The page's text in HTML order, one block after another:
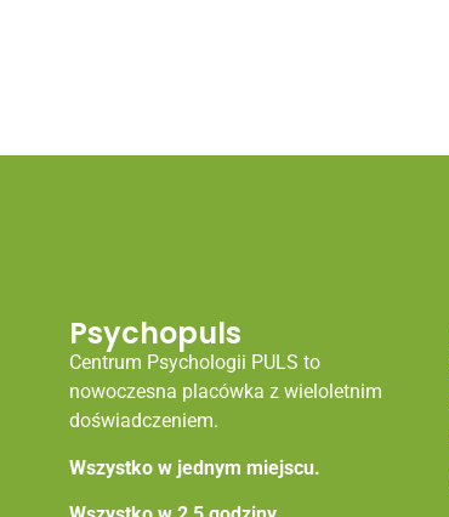
Psychopuls
Centrum Psychologii PULS to
nowoczesna placówka z wieloletnim
doświadczeniem.
Wszystko w jednym miejscu.